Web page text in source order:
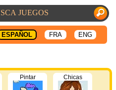
ESPAÑOL FRA ENG
Pintar Chicas